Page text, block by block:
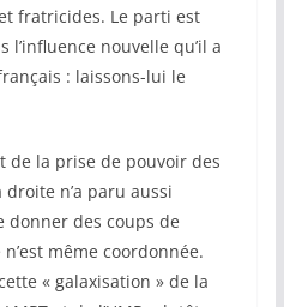
fratricides. Le parti est
nouvelle qu’il a
: laissons-lui le
de la prise de pouvoir des
n’a paru aussi
donner des coups de
même coordonnée.
« galaxisation » de la